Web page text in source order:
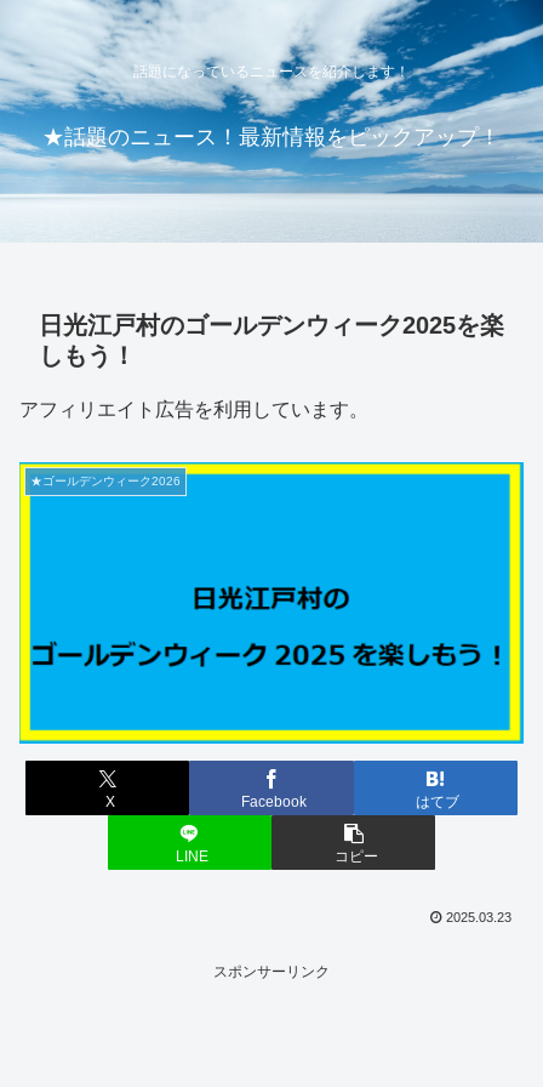
話題になっているニュースを紹介します！
★話題のニュース！最新情報をピックアップ！
日光江戸村のゴールデンウィーク2025を楽
しもう！
アフィリエイト広告を利用しています。
★ゴールデンウィーク2026
X Facebook はてブ
LINE コピー
2025.03.23
スポンサーリンク